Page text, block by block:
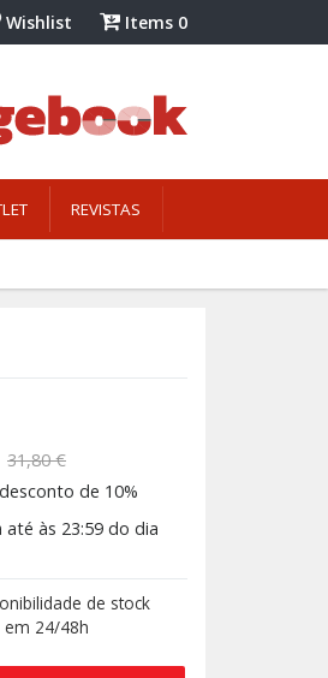
Wishlist Items 0
REVISTAS
31,80 €
de 10%
até às 23:59 do dia
de stock
em 24/48h